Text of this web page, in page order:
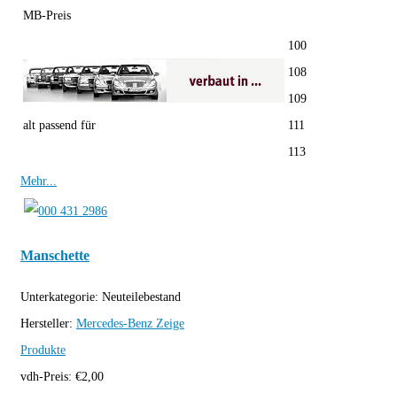
MB-Preis
alt passend für
100
108
109
111
113
Mehr...
Manschette
Unterkategorie: Neuteilebestand
Hersteller: Mercedes-Benz Zeige
Produkte
vdh-Preis: €2,00